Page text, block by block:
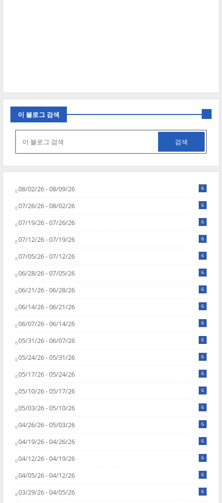
이 블로그 검색
08/02/26 - 08/09/26 6
07/26/26 - 08/02/26 6
07/19/26 - 07/26/26 6
07/12/26 - 07/19/26 6
07/05/26 - 07/12/26 6
06/28/26 - 07/05/26 6
06/21/26 - 06/28/26 6
06/14/26 - 06/21/26 6
06/07/26 - 06/14/26 6
05/31/26 - 06/07/26 6
05/24/26 - 05/31/26 6
05/17/26 - 05/24/26 6
05/10/26 - 05/17/26 6
05/03/26 - 05/10/26 6
04/26/26 - 05/03/26 6
04/19/26 - 04/26/26 6
04/12/26 - 04/19/26 6
04/05/26 - 04/12/26 6
03/29/26 - 04/05/26 6